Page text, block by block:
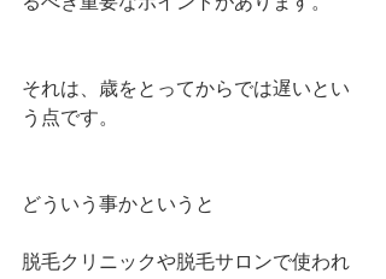
それは、歳をとってからでは遅いとい
う点です。
どういう事かというと
脱毛クリニックや脱毛サロンで使われ